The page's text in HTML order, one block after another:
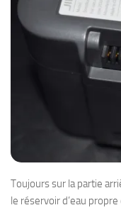
Toujours sur la partie
le réservoir d’eau